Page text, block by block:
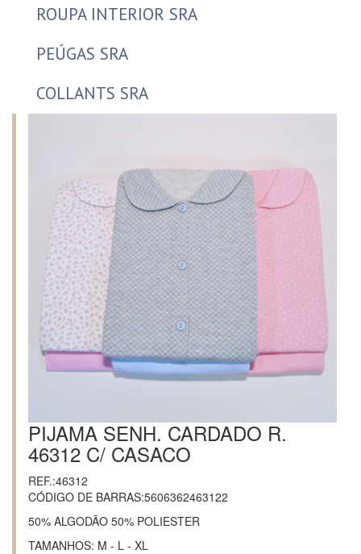
ROUPA INTERIOR SRA
PEÚGAS SRA
COLLANTS SRA
PIJAMA SENH. CARDADO R.
46312 C/ CASACO
REF.:46312
CÓDIGO DE BARRAS:5606362463122
50% ALGODÃO 50% POLIESTER
TAMANHOS: M - L - XL